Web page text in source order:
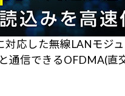
応した無線LANモジ
通信できるOFDMA(